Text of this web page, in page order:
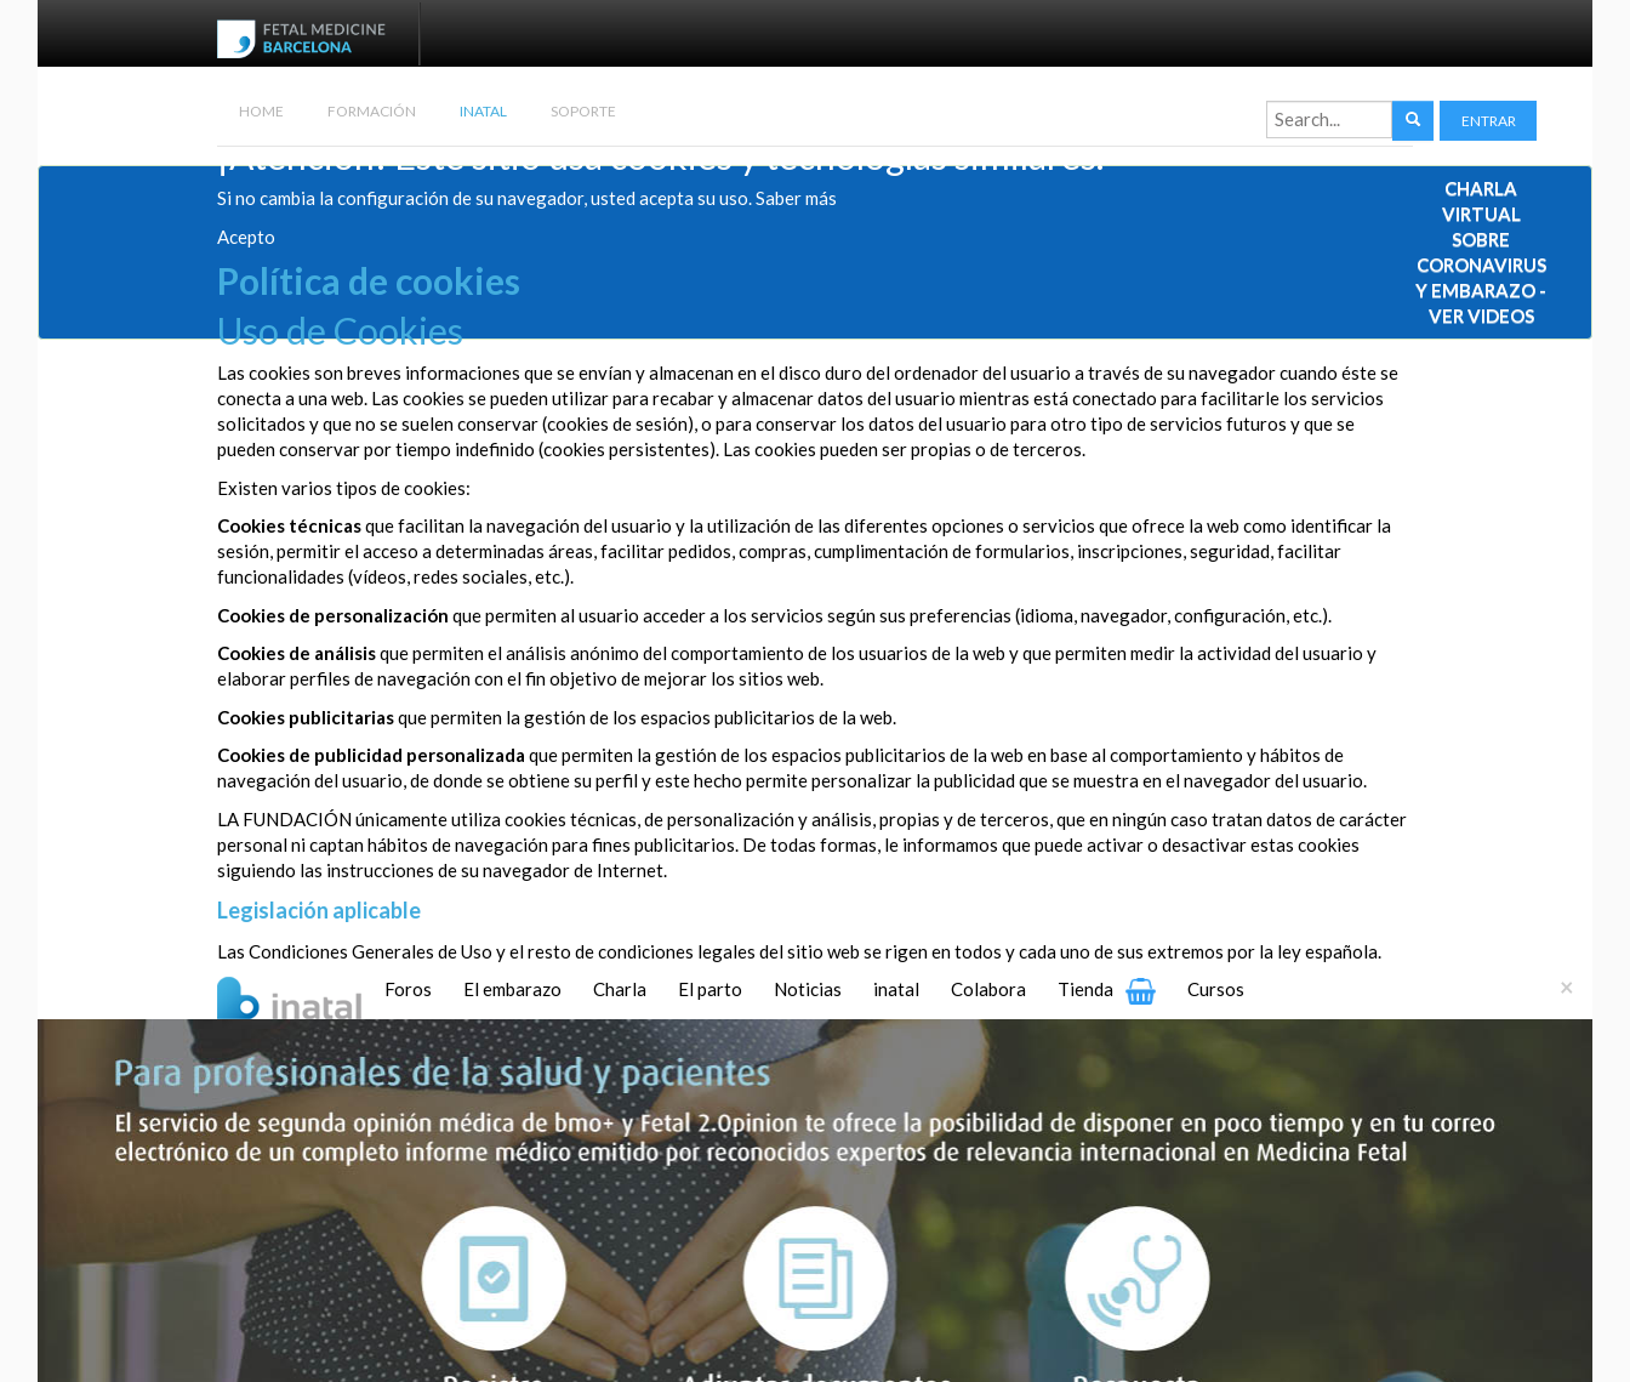
HOME FORMACIÓN INATAL SOPORTE
¡Atención! Este sitio usa cookies y tecnologías similares.
Si no cambia la configuración de su navegador, usted acepta su uso.Saber más
Acepto
Política de cookies
Uso de Cookies
Las cookies son breves informaciones que se envían y almacenan en el disco duro del ordenador del usuario a través de su navegador cuando éste se
conecta a una web. Las cookies se pueden utilizar para recabar y almacenar datos del usuario mientras está conectado para facilitarle los servicios
solicitados y que no se suelen conservar (cookies de sesión), o para conservar los datos del usuario para otro tipo de servicios futuros y que se
pueden conservar por tiempo indefinido (cookies persistentes). Las cookies pueden ser propias o de terceros.
Existen varios tipos de cookies:
Cookies técnicasque facilitan la navegación del usuario y la utilización de las diferentes opciones o servicios que ofrece la web como identificar la
sesión, permitir el acceso a determinadas áreas, facilitar pedidos, compras, cumplimentación de formularios, inscripciones, seguridad, facilitar
funcionalidades (vídeos, redes sociales, etc.).
Cookies de personalización que permiten al usuario acceder a los servicios según sus preferencias (idioma, navegador, configuración, etc.).
Cookies de análisisque permiten el análisis anónimo del comportamiento de los usuarios de la web y que permiten medir la actividad del usuario y
elaborar perfiles de navegación con el fin objetivo de mejorar los sitios web.
Cookies publicitariasque permiten la gestión de los espacios publicitarios de la web.
Cookies de publicidad personalizada que permiten la gestión de los espacios publicitarios de la web en base al comportamiento y hábitos de
navegación del usuario, de donde se obtiene su perfil y este hecho permite personalizar la publicidad que se muestra en el navegador del usuario.
LA FUNDACIÓN únicamente utiliza cookies técnicas, de personalización y análisis, propias y de terceros, que en ningún caso tratan datos de carácter
personal ni captan hábitos de navegación para fines publicitarios. De todas formas, le informamos que puede activar o desactivar estas cookies
siguiendo las instrucciones de su navegador de Internet.
Legislación aplicable
Las Condiciones Generales de Uso y el resto de condiciones legales del sitio web se rigen en todos y cada uno de sus extremos por la ley española.
Foros
El embarazo Charla El parto Noticias inatal Colabora Tienda Cursos
ENTRAR
×
CHARLA
VIRTUAL
SOBRE
CORONAVIRUS
Y EMBARAZO -
VER VIDEOS